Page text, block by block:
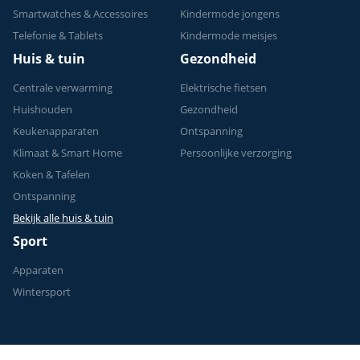
Smartwatches & Accessoires
Telefonie & Tablets
Kindermode jongens
Kindermode meisjes
Huis & tuin
Centrale verwarming
Huishouden
Keukenapparaten
Klimaat & Smart Home
Koken & Tafelen
Ontspanning
Bekijk alle huis & tuin
Gezondheid
Elektrische fietsen
Gezondheid
Ontspanning
Persoonlijke verzorging
Sport
Apparaten
Wintersport